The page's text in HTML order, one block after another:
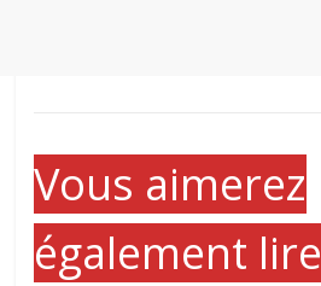
Vous aimerez
également lire